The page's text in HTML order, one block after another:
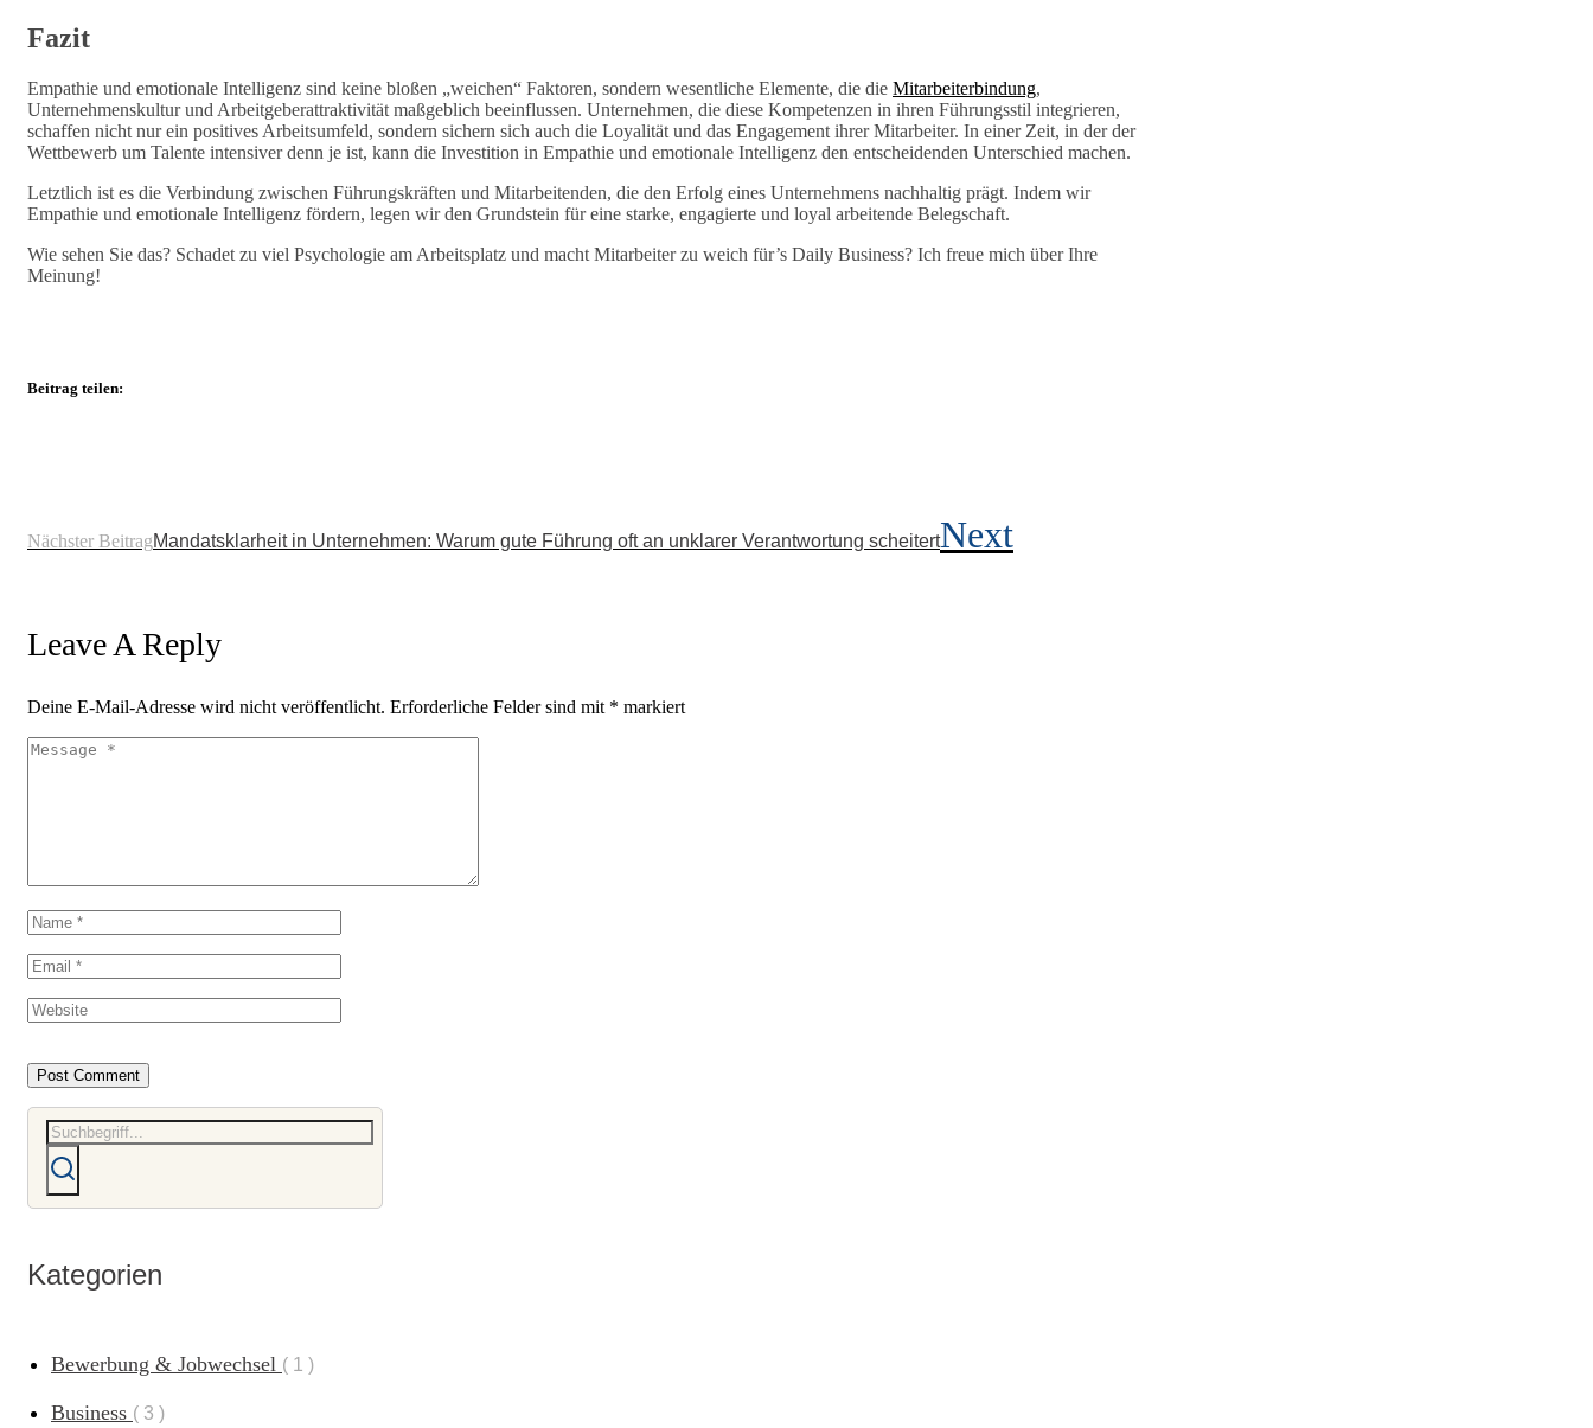
Fazit
Empathie und emotionale Intelligenz sind keine bloßen „weichen“ Faktoren, sondern wesentliche Elemente, die die Mitarbeiterbindung,
Unternehmenskultur und Arbeitgeberattraktivität maßgeblich beeinflussen. Unternehmen, die diese Kompetenzen in ihren Führungsstil integrieren,
schaffen nicht nur ein positives Arbeitsumfeld, sondern sichern sich auch die Loyalität und das Engagement ihrer Mitarbeiter. In einer Zeit, in der der
Wettbewerb um Talente intensiver denn je ist, kann die Investition in Empathie und emotionale Intelligenz den entscheidenden Unterschied machen.
Letztlich ist es die Verbindung zwischen Führungskräften und Mitarbeitenden, die den Erfolg eines Unternehmens nachhaltig prägt. Indem wir
Empathie und emotionale Intelligenz fördern, legen wir den Grundstein für eine starke, engagierte und loyal arbeitende Belegschaft.
Wie sehen Sie das? Schadet zu viel Psychologie am Arbeitsplatz und macht Mitarbeiter zu weich für’s Daily Business? Ich freue mich über Ihre
Meinung!
Beitrag teilen:
Nächster BeitragMandatsklarheit in Unternehmen: Warum gute Führung oft an unklarer Verantwortung scheitertNext
Leave A Reply
Deine E-Mail-Adresse wird nicht veröffentlicht. Erforderliche Felder sind mit * markiert
Kategorien
Bewerbung & Jobwechsel 1
Business 3